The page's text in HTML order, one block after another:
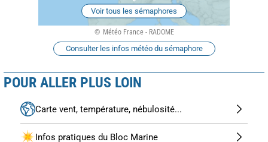
Voir tous les sémaphores
Météo France - RADOME
Consulter les infos météo du sémaphore
POUR ALLER PLUS LOIN
Carte vent, température, nébulosité...
Infos pratiques du Bloc Marine